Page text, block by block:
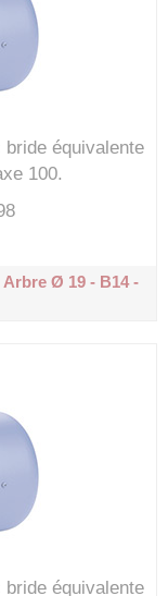
équivalente
100.
Arbre Ø 19 - B14 -
équivalente